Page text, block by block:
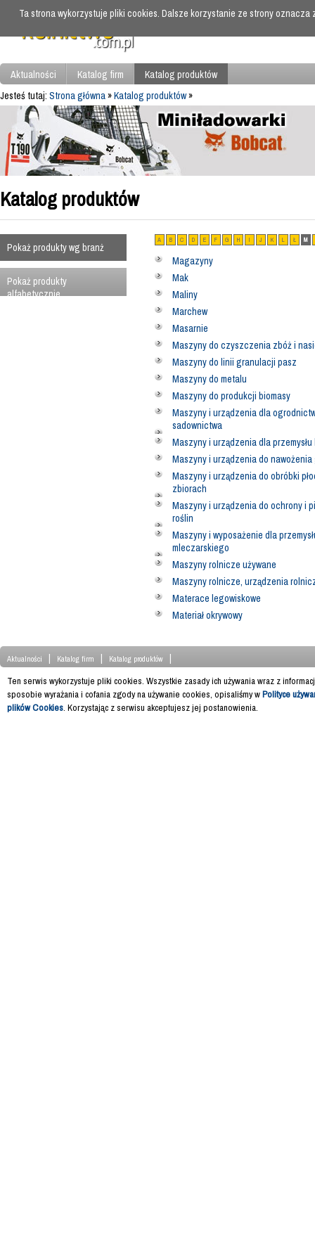
Aktualności Katalog firm
Katalog produktów
Jesteś tutaj: Strona główna»Katalog produktów»
Katalog produktów
Pokaż produkty wg branż
Pokaż produkty
alfabetycznie
A B C D E F G H I J K L Ł M
Magazyny
Mak
Maliny
Marchew
Masarnie
Maszyny do czyszczenia zbóż i
Maszyny do linii granulacji pasz
Maszyny do metalu
Maszyny do produkcji biomasy
Maszyny i urządzenia dla
sadownictwa
Maszyny i urządzenia dla
Maszyny i urządzenia do
Maszyny i urządzenia do obróbki
zbiorach
Maszyny i urządzenia do ochrony i
roślin
Maszyny i wyposażenie dla
mleczarskiego
Maszyny rolnicze używane
Maszyny rolnicze, urządzenia
Materace legowiskowe
Materiał okrywowy
Aktualności | Katalog firm | Katalog produktów
|
Ten serwis wykorzystuje pliki cookies. Wszystkie zasady ich używania wraz z
sposobie wyrażania i cofania zgody na używanie cookies, opisaliśmy wPolityce
plików Cookies. Korzystając z serwisu akceptujesz jej postanowienia.
Ta strona wykorzystuje pliki cookies. Dalsze korzystanie ze strony